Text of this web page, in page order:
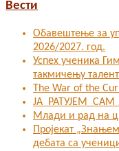
Вести
Обавештење за
2026/2027. год.
Успех ученика
такмичењу
The War of the
ЈА РАТУЈЕМ САМ
Млади и рад на
Пројекат
дебата са